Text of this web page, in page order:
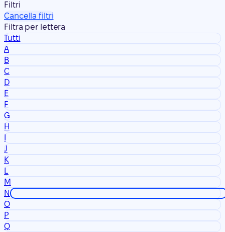
Filtri
Cancella filtri
Filtra per lettera
Tutti
A
B
C
D
E
F
G
H
I
J
K
L
M
N
O
P
Q